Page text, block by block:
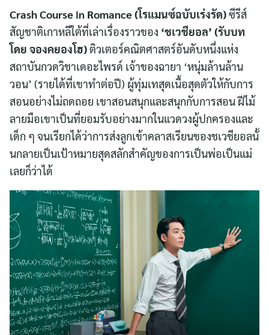
Crash Course in Romance (โรแมนซ์ฉบับเร่งรัด)ซีรีส์
สัญชาติเกาหลีใต้ที่เล่าเรื่องราวของ ‘ชเวชียอล’ (รับบท
โดย จองคยองโฮ)ติวเตอร์คณิตศาสตร์อันดับหนึ่งแห่ง
สถาบันกวดวิชาเดอะไพรด์ เจ้าของฉายา ‘หนุ่มล้านล้าน
วอน’ (รายได้ที่เขาทำต่อปี) ผู้ทุ่มเทสุดเนื้อสุดตัวให้กับการ
สอนอย่างไม่ถดถอย เขาสอนสนุกและสนุกกับการสอน ฝีไม้
ลายมือเขาเป็นที่ยอมรับอย่างมากในแวดวงผู้ปกครองและ
เด็ก ๆ จนเรียกได้ว่าการส่งลูกเข้าคลาสเรียนของชเวชียอลนั้
นกลายเป็นเป้าหมายสุดสลักสำคัญของการเป็นพ่อเป็นแม่
เลยก็ว่าได้